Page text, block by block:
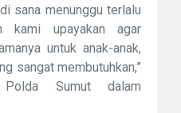
sana menunggu terlalu
kami upayakan agar
untuk anak-anak,
sangat membutuhkan,”
Sumut dalam